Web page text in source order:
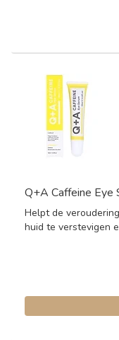
Q+A Caffeine Eye
Helpt de
huid te verstevigen